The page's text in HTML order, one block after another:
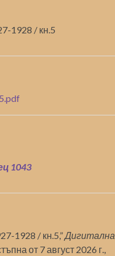
1928 / кн.5
1043
1928 / кн.5,”Дигитална
от 7 август 2026 г.,